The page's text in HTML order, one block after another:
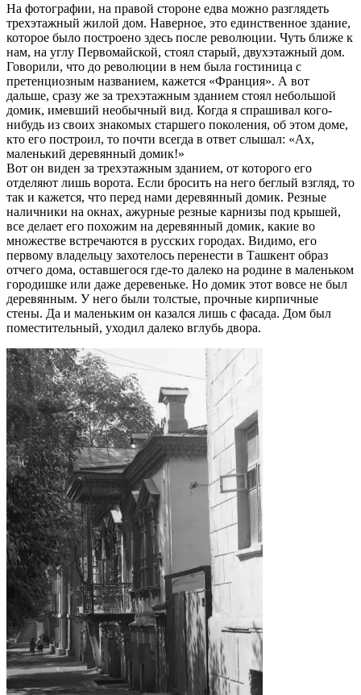
На фотографии, на правой стороне едва можно разглядеть
трехэтажный жилой дом. Наверное, это единственное здание,
которое было построено здесь после революции. Чуть ближе к
нам, на углу Первомайской, стоял старый, двухэтажный дом.
Говорили, что до революции в нем была гостиница с
претенциозным названием, кажется «Франция». А вот
дальше, сразу же за трехэтажным зданием стоял небольшой
домик, имевший необычный вид. Когда я спрашивал кого-
нибудь из своих знакомых старшего поколения, об этом доме,
кто его построил, то почти всегда в ответ слышал: «Ах,
маленький деревянный домик!»
Вот он виден за трехэтажным зданием, от которого его
отделяют лишь ворота. Если бросить на него беглый взгляд, то
так и кажется, что перед нами деревянный домик. Резные
наличники на окнах, ажурные резные карнизы под крышей,
все делает его похожим на деревянный домик, какие во
множестве встречаются в русских городах. Видимо, его
первому владельцу захотелось перенести в Ташкент образ
отчего дома, оставшегося где-то далеко на родине в маленьком
городишке или даже деревеньке. Но домик этот вовсе не был
деревянным. У него были толстые, прочные кирпичные
стены. Да и маленьким он казался лишь с фасада. Дом был
поместительный, уходил далеко вглубь двора.